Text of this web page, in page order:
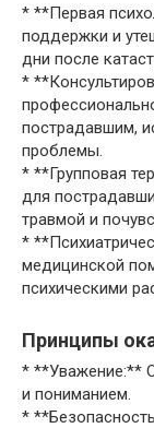
* **Первая
поддержки и
дни после
*
пострадавшим,
проблемы.
* **Групповая
для
травмой и
*
медицинской
психическими
Принципы
* **Уважение:**
и пониманием.
*